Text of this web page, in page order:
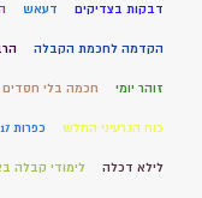
דבקות בצדיקים דעאש
הקדמה לחכמת הקבלה
זוהר יומי חכמה בלי חסדים
כוח הגרעיני החלש כפרות 2017
לילא דכלה לימודי קבלה